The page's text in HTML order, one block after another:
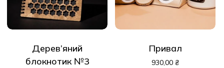
Дерев’яний
блокнотик №3
Привал
930,00 ₴